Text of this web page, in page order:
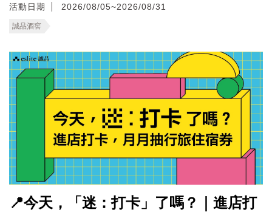
活動日期
2026/08/05~2026/08/31
誠品酒窖
📍今天，「迷：打卡」了嗎？｜進店打